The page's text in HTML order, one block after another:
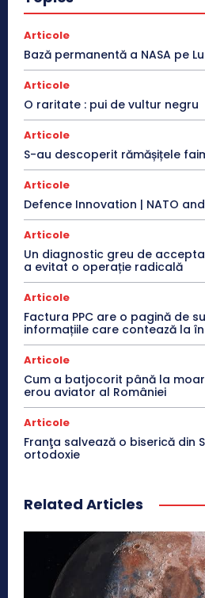
Articole
Bază permanentă a NASA pe
Articole
O raritate : pui de vultur negru
Articole
S-au descoperit rămășițele
Articole
Defence Innovation | NATO
Articole
Un diagnostic greu de
a evitat o operație radicală
Articole
Factura PPC are o pagină de
informațiile care contează la
Articole
Cum a batjocorit până la
erou aviator al României
Articole
Franţa salvează o biserică din
ortodoxie
Related Articles